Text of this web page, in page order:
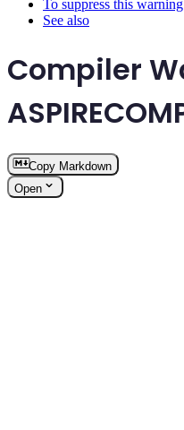
To suppress this warning
See also
Compiler
Copy Markdown
Open